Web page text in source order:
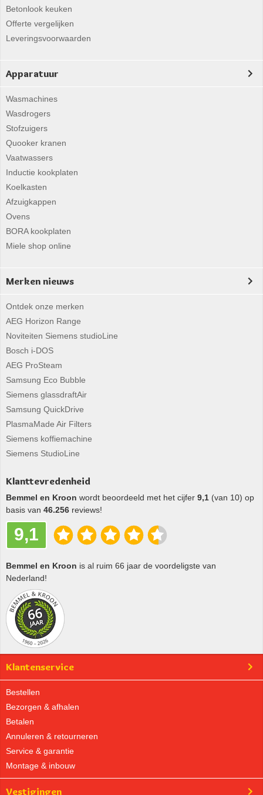
Betonlook keuken
Offerte vergelijken
Leveringsvoorwaarden
Apparatuur
Wasmachines
Wasdrogers
Stofzuigers
Quooker kranen
Vaatwassers
Inductie kookplaten
Koelkasten
Afzuigkappen
Ovens
BORA kookplaten
Miele shop online
Merken nieuws
Ontdek onze merken
AEG Horizon Range
Noviteiten Siemens studioLine
Bosch i-DOS
AEG ProSteam
Samsung Eco Bubble
Siemens glassdraftAir
Samsung QuickDrive
PlasmaMade Air Filters
Siemens koffiemachine
Siemens StudioLine
Klanttevredenheid
Bemmel en Kroon wordt beoordeeld met het cijfer 9,1 (van 10) op
basis van 46.256 reviews!
9,1
Bemmel en Kroon is al ruim 66 jaar de voordeligste van
Nederland!
Klantenservice
Bestellen
Bezorgen & afhalen
Betalen
Annuleren & retourneren
Service & garantie
Montage & inbouw
Vestigingen